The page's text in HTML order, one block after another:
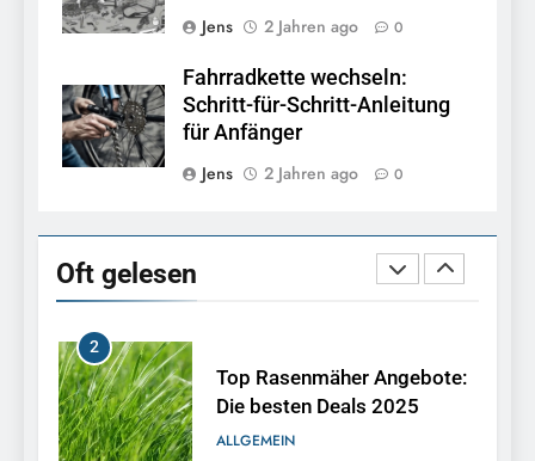
Jens
2 Jahren ago 0
Fahrradkette wechseln:
Schritt-für-Schritt-Anleitung
für Anfänger
Jens
2 Jahren ago 0
Oft gelesen
1
eigenen Pool im Garten
BAUEN
Die besten Deals 2025
3
STIHL Hochdruckreiniger
Test: Die besten Modelle im
Vergleich
TOOLS